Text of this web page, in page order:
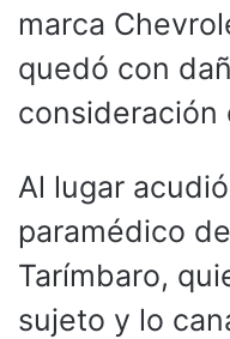
marca
quedó con
consideración
Al lugar
paramédico
Tarímbaro,
sujeto y lo